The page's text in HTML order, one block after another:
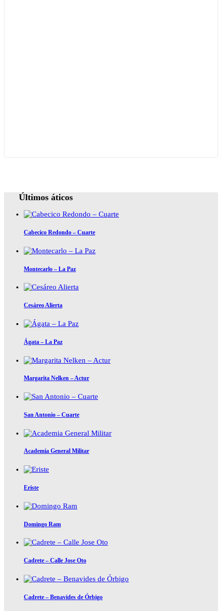
Últimos áticos
Cabecico Redondo – Cuarte
Montecarlo – La Paz
Cesáreo Alierta
Ágata – La Paz
Margarita Nelken – Actur
San Antonio – Cuarte
Academia General Militar
Eriste
Domingo Ram
Cadrete – Calle Jose Oto
Cadrete – Benavides de Órbigo